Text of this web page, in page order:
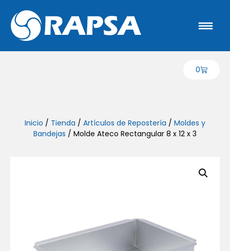
0
Inicio / Tienda / Artículos de Repostería / Moldes y
Bandejas / Molde Ateco Rectangular 8 x 12 x 3